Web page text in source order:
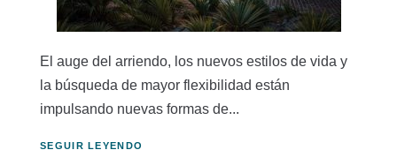
El auge del arriendo, los nuevos estilos de vida y
la búsqueda de mayor flexibilidad están
impulsando nuevas formas de...
SEGUIR LEYENDO